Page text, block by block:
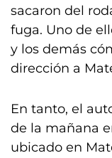
sacaron del
fuga. Uno de
y los demás
dirección a
En tanto, el
de la mañana
ubicado en